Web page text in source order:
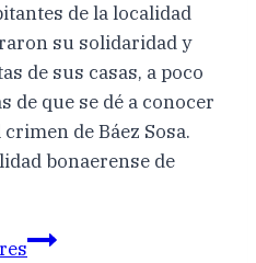
de la localidad
su solidaridad y
de sus casas, a poco
de que se dé a conocer
de Báez Sosa.
bonaerense de